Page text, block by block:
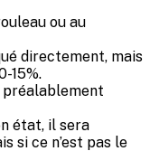
ou au
directement, mais
15%.
état, il sera
si ce n’est pas le